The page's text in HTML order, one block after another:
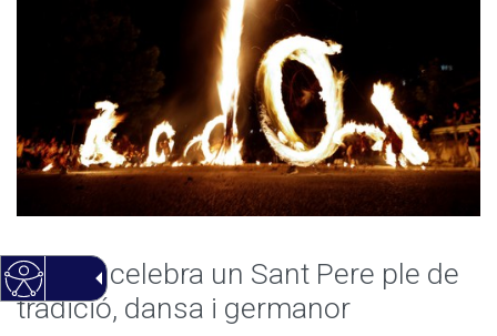
Ordino celebra un Sant Pere ple de
tradició, dansa i germanor